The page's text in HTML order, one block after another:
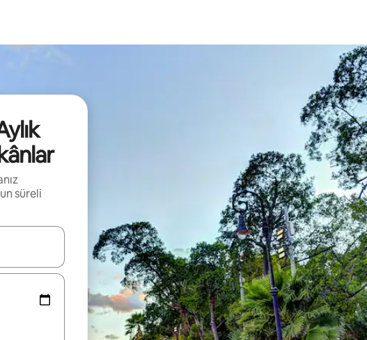
süreli
ve aşağı oklarıyla gezinin veya dokunarak ya da kaydırma hareketleriyle keşfedin.